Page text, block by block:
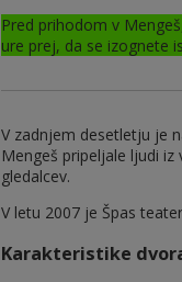
Pred prihodom v
ure prej, da se izognete
V zadnjem desetletju je
Mengeš pripeljale ljudi
gledalcev.
V letu 2007 je Špas
Karakteristike